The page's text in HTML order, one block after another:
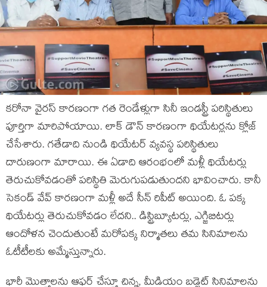
కరోనా వైరస్ కారణంగా గత రెండేళ్లుగా సినీ ఇండస్ట్రీ పరిస్థితులు
పూర్తిగా మారిపోయాయి. లాక్ డౌన్ కారణంగా థియేటర్లను క్లోజ్
చేసేశారు. గతేడాది నుండి థియేటర్ వ్యవస్థ పరిస్థితులు
దారుణంగా మారాయి. ఈ ఏడాది ఆరంభంలో మళ్లీ థియేటర్లు
తెరుచుకోవడంతో పరిస్థితి మెరుగుపడుతుందని భావించారు. కానీ
సెకండ్ వేవ్ కారణంగా మళ్లీ అదే సీన్ రిపీట్ అయింది. ఓ పక్క
థియేటర్లు తెరుచుకోవడం లేదని.. డిస్ట్రిబ్యూటర్లు, ఎగ్జిబిటర్లు
ఆందోళన చెందుతుంటే మరోపక్క నిర్మాతలు తమ సినిమాలను
ఓటీటీలకు అమ్మేస్తున్నారు.
భారీ మొత్తాలను ఆఫర్ చేస్తూ చిన్న, మీడియం బడ్జెట్ సినిమాలను